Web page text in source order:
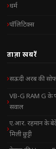
धर्म
पॉलिटिक्स
ताज़ा खबरें
सऊदी अरब की
VB-G RAM G के
सवाल
ए.आर. रहमान के
मिली छुट्टी